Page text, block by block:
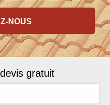
NOUS
gratuit